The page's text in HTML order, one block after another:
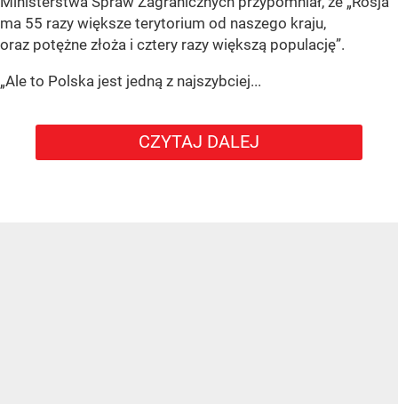
ma 55 razy większe terytorium od naszego kraju,
oraz potężne złoża i cztery razy większą populację”.
„Ale to Polska jest jedną z najszybciej...
CZYTAJ DALEJ